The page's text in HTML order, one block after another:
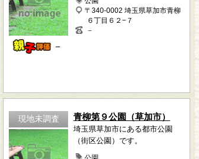
－
〒340-0002 埼玉県草加市青柳
６丁目６２−７
－
現地未調査 青柳第９公園（草加市）
埼玉県草加市にある都市公園
（街区公園）です。
公園